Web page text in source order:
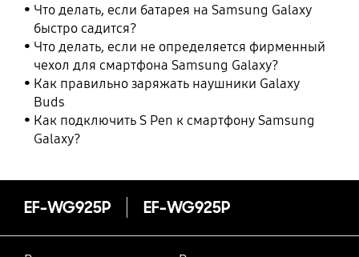
Что делать, если батарея на Samsung Galaxy
быстро садится?
Что делать, если не определяется фирменный
чехол для смартфона Samsung Galaxy?
Как правильно заряжать наушники Galaxy
Buds
Как подключить S Pen к смартфону Samsung
Galaxy?
EF-WG925P EF-WG925P